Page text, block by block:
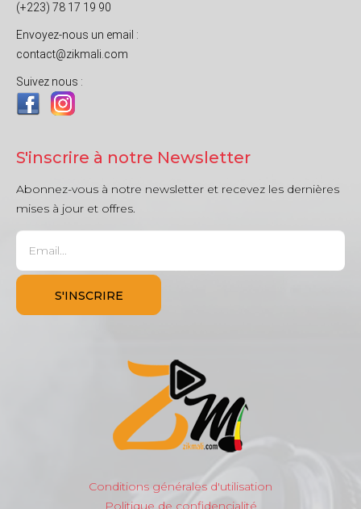
(+223) 78 17 19 90
Envoyez-nous un email :
contact@zikmali.com
Suivez nous :
S'inscrire à notre Newsletter
Abonnez-vous à notre newsletter et recevez les dernières
mises à jour et offres.
Conditions générales d'utilisation
Politique de confidencialité